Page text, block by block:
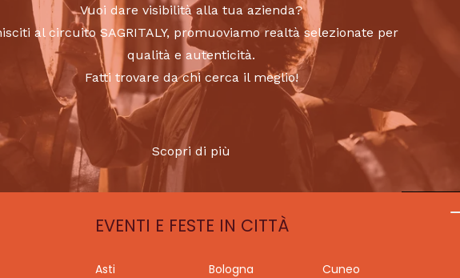
Vuoi dare visibilità alla tua azienda?
al circuito SAGRITALY, promuoviamo realtà selezionate per
qualità e autenticità.
Fatti trovare da chi cerca il meglio!
Scopri di più
EVENTI E FESTE IN CITTÀ
Asti Bologna
Cuneo